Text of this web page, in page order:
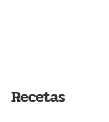
Recetas